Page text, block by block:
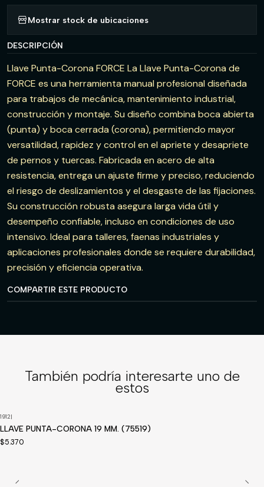
Mostrar stock de ubicaciones
DESCRIPCIÓN
Llave Punta-Corona FORCE La Llave Punta-Corona de
FORCE es una herramienta manual profesional diseñada
para trabajos de mecánica, mantenimiento industrial,
construcción y montaje. Su diseño combina boca abierta
(punta) y boca cerrada (corona), permitiendo mayor
versatilidad, rapidez y control en el apriete y desapriete
de pernos y tuercas. Fabricada en acero de alta
resistencia, entrega un ajuste firme y preciso, reduciendo
el riesgo de deslizamientos y el desgaste de las fijaciones.
Su construcción robusta asegura larga vida útil y
desempeño confiable, incluso en condiciones de uso
intensivo. Ideal para talleres, faenas industriales y
aplicaciones profesionales donde se requiere durabilidad,
precisión y eficiencia operativa.
COMPARTIR ESTE PRODUCTO
También podría interesarte uno de
estos
1912|
LLAVE PUNTA-CORONA 19 MM. (75519)
$5.370